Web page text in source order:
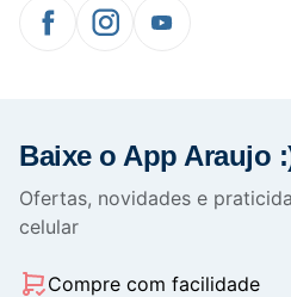
Baixe o App Araujo
Ofertas, novidades e
celular
Compre com facilidade